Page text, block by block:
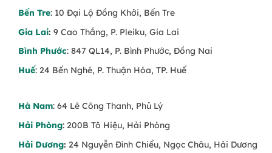
Bến Tre: 10 Đại Lộ Đồng Khởi, Bến Tre
Gia Lai: 9 Cao Thắng, P. Pleiku, Gia Lai
Bình Phước: 847 QL14, P. Bình Phước, Đồng Nai
Huế: 24 Bến Nghé, P. Thuận Hóa, TP. Huế
Hà Nam: 64 Lê Công Thanh, Phủ Lý
Hải Phòng: 200B Tô Hiệu, Hải Phòng
Hải Dương: 24 Nguyễn Đình Chiểu, Ngọc Châu, Hải Dương